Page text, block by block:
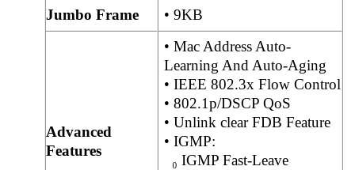
Jumbo Frame • 9KB
Advanced
Features
• Mac Address Auto-
Learning And Auto-Aging
• IEEE 802.3x Flow Control
• 802.1p/DSCP QoS
• Unlink clear FDB Feature
• IGMP:
₀ IGMP Fast-Leave